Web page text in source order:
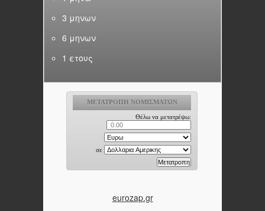
3 μηνων
6 μηνων
1 ετους
eurozap.gr